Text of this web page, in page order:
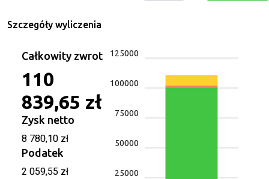
Szczegóły wyliczenia
Całkowity zwrot
110
839,65 zł
Zysk netto
8 780,10 zł
Podatek
2 059,55 zł 25000
50000
75000
100000
125000